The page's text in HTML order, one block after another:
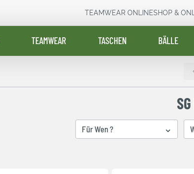
TEAMWEAR ONLINESHOP &
TEAMWEAR TASCHEN BÄLLE
Für Wen ?